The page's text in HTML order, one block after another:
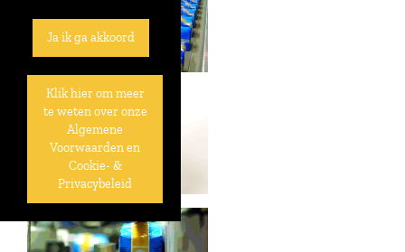
Ja ik ga akkoord
Klik hier om meer
te weten over onze
Algemene
Voorwaarden en
Cookie- &
Privacybeleid